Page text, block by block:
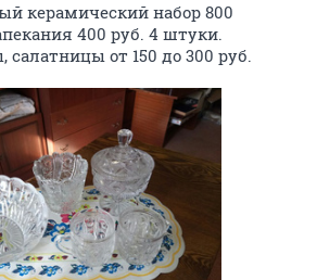
керамический набор 800
400 руб. 4 штуки.
салатницы от 150 до 300 руб.